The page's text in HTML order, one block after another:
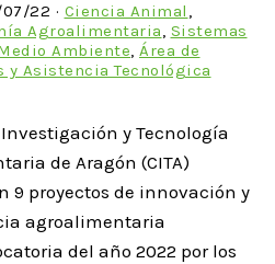
22 · Ciencia Animal ,
Agroalimentaria, Sistemas
Ambiente, Área de
Asistencia Tecnológica
y Tecnología
de Aragón (CITA)
9 proyectos de innovación y
agroalimentaria
del año 2022 por los